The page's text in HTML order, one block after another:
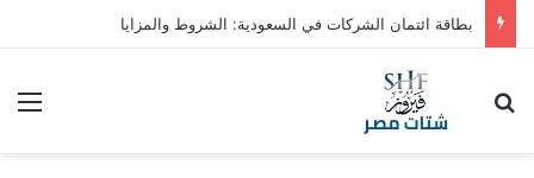
بطاقة ائتمان الشركات في السعودية: الشروط والمزايا
بحث عن